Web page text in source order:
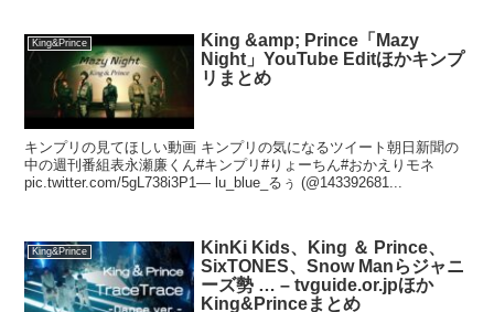
King&Prince
King &amp; Prince「Mazy
Night」YouTube Editほかキンプ
リまとめ
キンプリの見てほしい動画 キンプリの気になるツイート朝日新聞の
中の週刊番組表永瀬廉くん#キンプリ#りょーちん#おかえりモネ
pic.twitter.com/5gL738i3P1— lu_blue_るぅ (@143392681...
King&Prince
KinKi Kids、King ＆ Prince、
SixTONES、Snow Manらジャニ
ーズ勢 … – tvguide.or.jpほか
King&Princeまとめ